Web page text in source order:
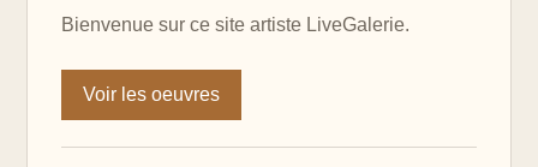
Bienvenue sur ce site artiste LiveGalerie.
Voir les oeuvres